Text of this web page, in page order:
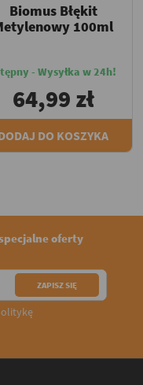
Biomus Błękit
100ml
- Wysyłka w 24h!
64,99 zł
DO KOSZYKA
oferty